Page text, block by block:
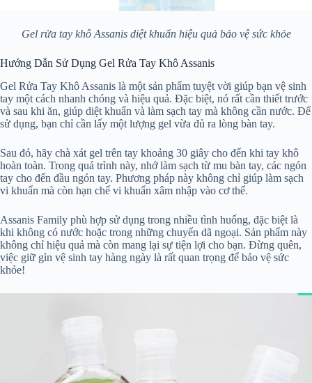
Gel rửa tay khô Assanis diệt khuẩn hiệu quả bảo vệ sức khỏe
Hướng Dẫn Sử Dụng Gel Rửa Tay Khô Assanis
Gel Rửa Tay Khô Assanis là một sản phẩm tuyệt vời giúp bạn vệ sinh
tay một cách nhanh chóng và hiệu quả. Đặc biệt, nó rất cần thiết trước
và sau khi ăn, giúp diệt khuẩn và làm sạch tay mà không cần nước. Để
sử dụng, bạn chỉ cần lấy một lượng gel vừa đủ ra lòng bàn tay.
Sau đó, hãy chà xát gel trên tay khoảng 30 giây cho đến khi tay khô
hoàn toàn. Trong quá trình này, nhớ làm sạch từ mu bàn tay, các ngón
tay cho đến đầu ngón tay. Phương pháp này không chỉ giúp làm sạch
vi khuẩn mà còn hạn chế vi khuẩn xâm nhập vào cơ thể.
Assanis Family phù hợp sử dụng trong nhiều tình huống, đặc biệt là
khi không có nước hoặc trong những chuyến dã ngoại. Sản phẩm này
không chỉ hiệu quả mà còn mang lại sự tiện lợi cho bạn. Đừng quên,
việc giữ gìn vệ sinh tay hàng ngày là rất quan trọng để bảo vệ sức
khỏe!